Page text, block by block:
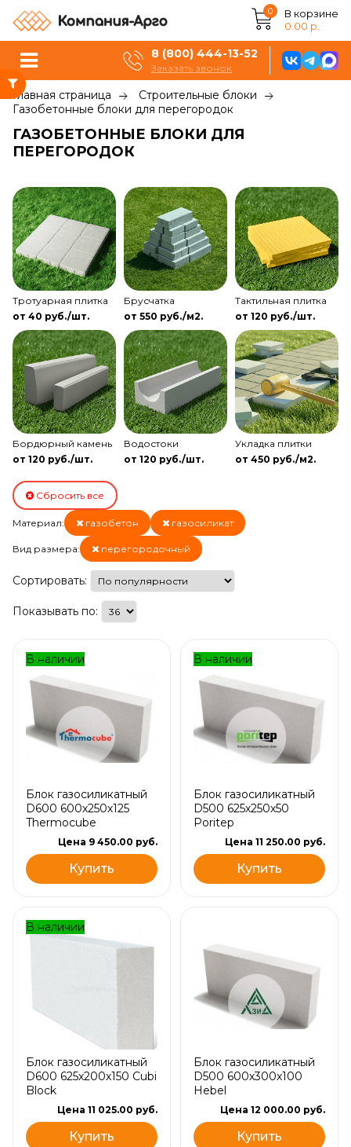
0
В корзине
0.00 р.
8 (800) 444-13-52
Заказать звонок
Главная страница
Строительные блоки
Газобетонные блоки для перегородок
ГАЗОБЕТОННЫЕ БЛОКИ ДЛЯ
ПЕРЕГОРОДОК
Сортировать:
Показывать по:
Тротуарная плитка
от 40 руб./шт.
Брусчатка
от 550 руб./м2.
Тактильная плитка
от 120 руб./шт.
Бордюрный камень
от 120 руб./шт.
Водостоки
от 120 руб./шт.
Укладка плитки
от 450 руб./м2.
Сбросить все
Материал: газобетон газосиликат
Вид размера: перегородочный
В наличии
Блок газосиликатный
D600 600х250х125
Thermocube
Цена 9 450.00 руб.
Купить
В наличии
Блок газосиликатный
D500 625х250х50
Poritep
Цена 11 250.00 руб.
Купить
В наличии
Блок газосиликатный
D600 625х200х150 Cubi
Block
Цена 11 025.00 руб.
Купить
Блок газосиликатный
D500 600х300х100
Hebel
Цена 12 000.00 руб.
Купить